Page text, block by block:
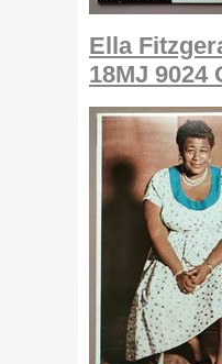
Ella
18MJ 9024